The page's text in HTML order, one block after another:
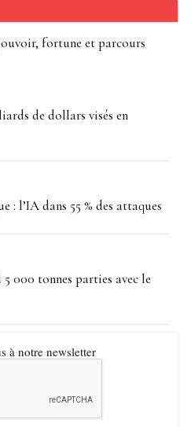
fortune et parcours
de dollars visés en
l’IA dans 55 % des attaques
000 tonnes parties avec le
à notre newsletter